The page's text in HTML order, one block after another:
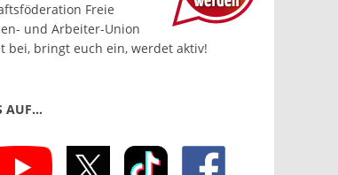
Freie
und Arbeiter-Union
bei, bringt euch ein, werdet aktiv!
AUF…